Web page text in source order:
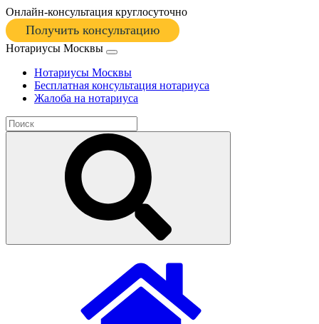
Онлайн-консультация круглосуточно
Получить консультацию
Нотариусы Москвы
Нотариусы Москвы
Бесплатная консультация нотариуса
Жалоба на нотариуса